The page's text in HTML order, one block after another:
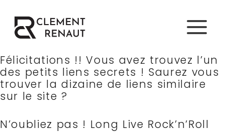
au
contenu
Félicitations !! Vous avez trouvez l’un
des petits liens secrets ! Saurez vous
trouver la dizaine de liens similaire
sur le site ?
N’oubliez pas ! Long Live Rock’n’Roll